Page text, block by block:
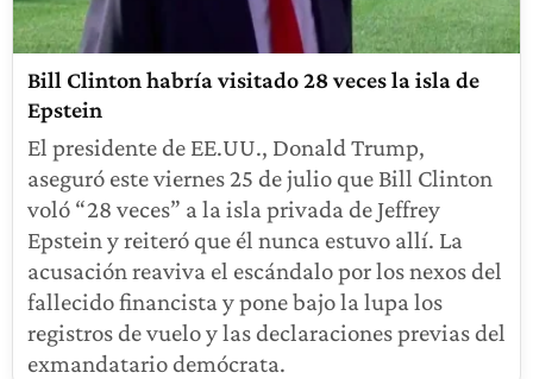
Bill Clinton habría visitado 28 veces la isla de
Epstein
El presidente de EE.UU., Donald Trump,
aseguró este viernes 25 de julio que Bill Clinton
voló “28 veces” a la isla privada de Jeffrey
Epstein y reiteró que él nunca estuvo allí. La
acusación reaviva el escándalo por los nexos del
fallecido financista y pone bajo la lupa los
registros de vuelo y las declaraciones previas del
exmandatario demócrata.